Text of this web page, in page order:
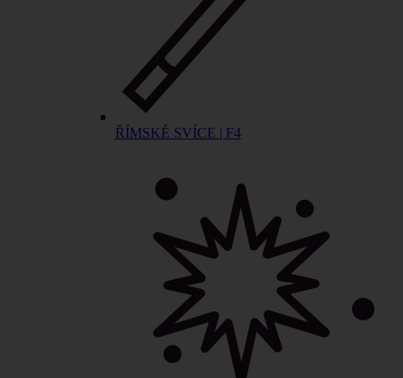
ŘÍMSKÉ SVÍCE | F4